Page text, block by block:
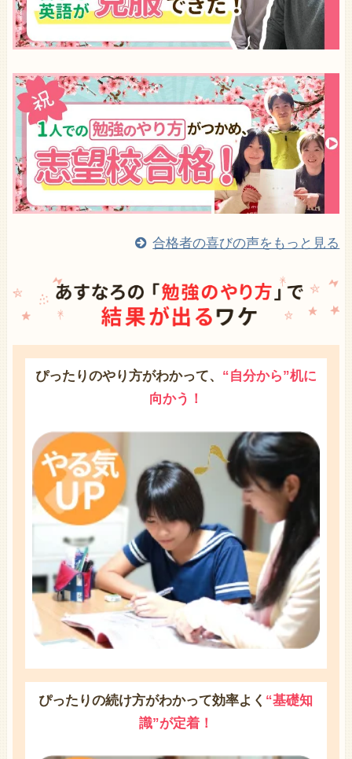
合格者の喜びの声をもっと見る
ぴったりのやり方がわかって、 “自分から”机に
向かう！
ぴったりの続け方がわかって効率よく “基礎知
識”が定着！